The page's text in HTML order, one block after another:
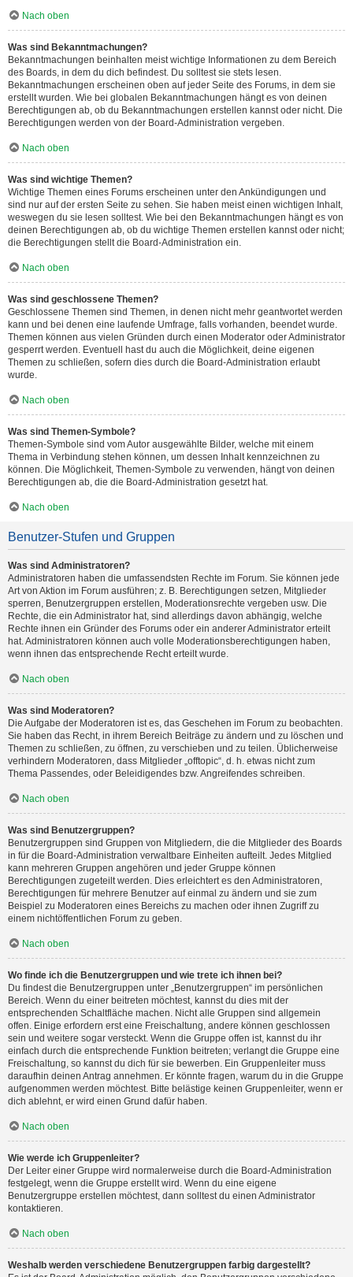
Nach oben
Was sind Bekanntmachungen?
Bekanntmachungen beinhalten meist wichtige Informationen zu dem Bereich
des Boards, in dem du dich befindest. Du solltest sie stets lesen.
Bekanntmachungen erscheinen oben auf jeder Seite des Forums, in dem sie
erstellt wurden. Wie bei globalen Bekanntmachungen hängt es von deinen
Berechtigungen ab, ob du Bekanntmachungen erstellen kannst oder nicht. Die
Berechtigungen werden von der Board-Administration vergeben.
Nach oben
Was sind wichtige Themen?
Wichtige Themen eines Forums erscheinen unter den Ankündigungen und
sind nur auf der ersten Seite zu sehen. Sie haben meist einen wichtigen Inhalt,
weswegen du sie lesen solltest. Wie bei den Bekanntmachungen hängt es von
deinen Berechtigungen ab, ob du wichtige Themen erstellen kannst oder nicht;
die Berechtigungen stellt die Board-Administration ein.
Nach oben
Was sind geschlossene Themen?
Geschlossene Themen sind Themen, in denen nicht mehr geantwortet werden
kann und bei denen eine laufende Umfrage, falls vorhanden, beendet wurde.
Themen können aus vielen Gründen durch einen Moderator oder Administrator
gesperrt werden. Eventuell hast du auch die Möglichkeit, deine eigenen
Themen zu schließen, sofern dies durch die Board-Administration erlaubt
wurde.
Nach oben
Was sind Themen-Symbole?
Themen-Symbole sind vom Autor ausgewählte Bilder, welche mit einem
Thema in Verbindung stehen können, um dessen Inhalt kennzeichnen zu
können. Die Möglichkeit, Themen-Symbole zu verwenden, hängt von deinen
Berechtigungen ab, die die Board-Administration gesetzt hat.
Nach oben
Benutzer-Stufen und Gruppen
Was sind Administratoren?
Administratoren haben die umfassendsten Rechte im Forum. Sie können jede
Art von Aktion im Forum ausführen; z. B. Berechtigungen setzen, Mitglieder
sperren, Benutzergruppen erstellen, Moderationsrechte vergeben usw. Die
Rechte, die ein Administrator hat, sind allerdings davon abhängig, welche
Rechte ihnen ein Gründer des Forums oder ein anderer Administrator erteilt
hat. Administratoren können auch volle Moderationsberechtigungen haben,
wenn ihnen das entsprechende Recht erteilt wurde.
Nach oben
Was sind Moderatoren?
Die Aufgabe der Moderatoren ist es, das Geschehen im Forum zu beobachten.
Sie haben das Recht, in ihrem Bereich Beiträge zu ändern und zu löschen und
Themen zu schließen, zu öffnen, zu verschieben und zu teilen. Üblicherweise
verhindern Moderatoren, dass Mitglieder „offtopic“, d. h. etwas nicht zum
Thema Passendes, oder Beleidigendes bzw. Angreifendes schreiben.
Nach oben
Was sind Benutzergruppen?
Benutzergruppen sind Gruppen von Mitgliedern, die die Mitglieder des Boards
in für die Board-Administration verwaltbare Einheiten aufteilt. Jedes Mitglied
kann mehreren Gruppen angehören und jeder Gruppe können
Berechtigungen zugeteilt werden. Dies erleichtert es den Administratoren,
Berechtigungen für mehrere Benutzer auf einmal zu ändern und sie zum
Beispiel zu Moderatoren eines Bereichs zu machen oder ihnen Zugriff zu
einem nichtöffentlichen Forum zu geben.
Nach oben
Wo finde ich die Benutzergruppen und wie trete ich ihnen bei?
Du findest die Benutzergruppen unter „Benutzergruppen“ im persönlichen
Bereich. Wenn du einer beitreten möchtest, kannst du dies mit der
entsprechenden Schaltfläche machen. Nicht alle Gruppen sind allgemein
offen. Einige erfordern erst eine Freischaltung, andere können geschlossen
sein und weitere sogar versteckt. Wenn die Gruppe offen ist, kannst du ihr
einfach durch die entsprechende Funktion beitreten; verlangt die Gruppe eine
Freischaltung, so kannst du dich für sie bewerben. Ein Gruppenleiter muss
daraufhin deinen Antrag annehmen. Er könnte fragen, warum du in die Gruppe
aufgenommen werden möchtest. Bitte belästige keinen Gruppenleiter, wenn er
dich ablehnt, er wird einen Grund dafür haben.
Nach oben
Wie werde ich Gruppenleiter?
Der Leiter einer Gruppe wird normalerweise durch die Board-Administration
festgelegt, wenn die Gruppe erstellt wird. Wenn du eine eigene
Benutzergruppe erstellen möchtest, dann solltest du einen Administrator
kontaktieren.
Nach oben
Weshalb werden verschiedene Benutzergruppen farbig dargestellt?